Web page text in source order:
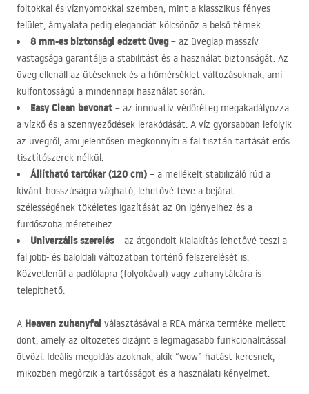
foltokkal és víznyomokkal szemben, mint a klasszikus fényes
felület, árnyalata pedig eleganciát kölcsönöz a belső térnek.
8 mm-es biztonsági edzett üveg– az üveglap masszív
vastagsága garantálja a stabilitást és a használat biztonságát. Az
üveg ellenáll az ütéseknek és a hőmérséklet-változásoknak, ami
kulfontosságú a mindennapi használat során.
Easy Clean bevonat – az innovatív védőréteg megakadályozza
a vízkő és a szennyeződések lerakódását. A víz gyorsabban lefolyik
az üvegről, ami jelentősen megkönnyíti a fal tisztán tartását erős
tisztítószerek nélkül.
Állítható tartókar (120 cm) – a mellékelt stabilizáló rúd a
kívánt hosszúságra vágható, lehetővé téve a bejárat
szélességének tökéletes igazítását az Ön igényeihez és a
fürdőszoba méreteihez.
Univerzális szerelés– az átgondolt kialakítás lehetővé teszi a
fal jobb- és baloldali változatban történő felszerelését is.
Közvetlenül a padlólapra (folyókával) vagy zuhanytálcára is
telepíthető.
A Heaven zuhanyfal választásával a REA márka terméke mellett
dönt, amely az öltözetes dizájnt a legmagasabb funkcionalitással
ötvözi. Ideális megoldás azoknak, akik “wow” hatást keresnek,
miközben megőrzik a tartósságot és a használati kényelmet.